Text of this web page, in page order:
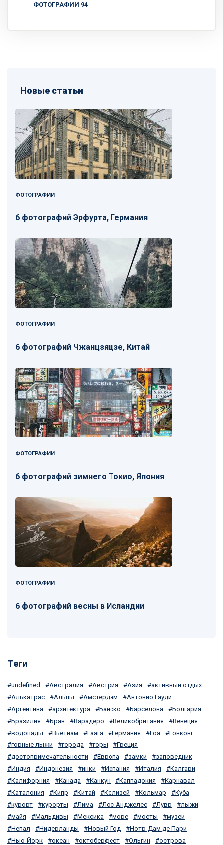
ФОТОГРАФИИ 94
Новые статьи
ФОТОГРАФИИ
6 фотографий Эрфурта, Германия
ФОТОГРАФИИ
6 фотографий Чжанцзяцзе, Китай
ФОТОГРАФИИ
6 фотографий зимнего Токио, Япония
ФОТОГРАФИИ
6 фотографий весны в Исландии
Теги
undefined Австралия Австрия Азия
активный отдых
Алькатрас
Альпы Амстердам
Антонио Гауди
Аргентина
архитектура Банско Барселона
Болгария
Бразилия
Бран Варадеро Великобритания
Венеция
водопады
Вьетнам Гаага Германия Гоа
Гонконг
горные лыжи
города горы
Греция
достопримечательности
Европа замки
заповедник
Индия
Индонезия инки Испания Италия
Калгари
Калифорния
Канада Канкун Каппадокия
Карнавал
Каталония
Кипр Китай Колизей Кольмар
Куба
курорт
курорты Лима Лос-Анджелес Лувр
лыжи
майя
Мальдивы Мексика море мосты
музеи
Непал
Нидерланды Новый Год
Нотр-Дам де Пари
Нью-Йорк
океан октоберфест Ольгин
острова